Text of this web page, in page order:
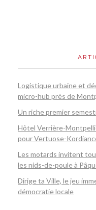
Logistique urbaine et
micro-hub près de
Un riche premier
Hôtel Verrière-
pour Vertuose-
Les motards invitent
les nids-de-poule à
Dirige ta Ville, le jeu
démocratie locale